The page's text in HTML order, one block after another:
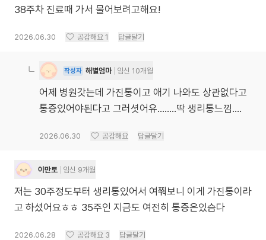
38주차 진료때 가서 물어보려고해요!
2026.06.30 공감해요 1 답글달기
작성자 해별엄마 임신 10개월
어제 병원갓는데 가진통이고 애기 나와도 상관없다고
통증있어야된다고 그러셧어유........딱 생리통느낌....
2026.06.30 공감해요 답글달기
이만토 임신 9개월
저는 30주정도부터 생리통있어서 여쭤보니 이게 가진통이라
고 하셨어요ㅎㅎ 35주인 지금도 여전히 통증은있슴다
2026.06.28 공감해요 3 답글달기